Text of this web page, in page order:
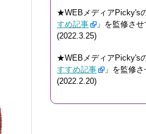
★WEBメディアPicky's
すめ記事
」を監修さ
(2022.3.25)
★WEBメディアPicky's
すすめ記事
」を監修
(2022.2.20)